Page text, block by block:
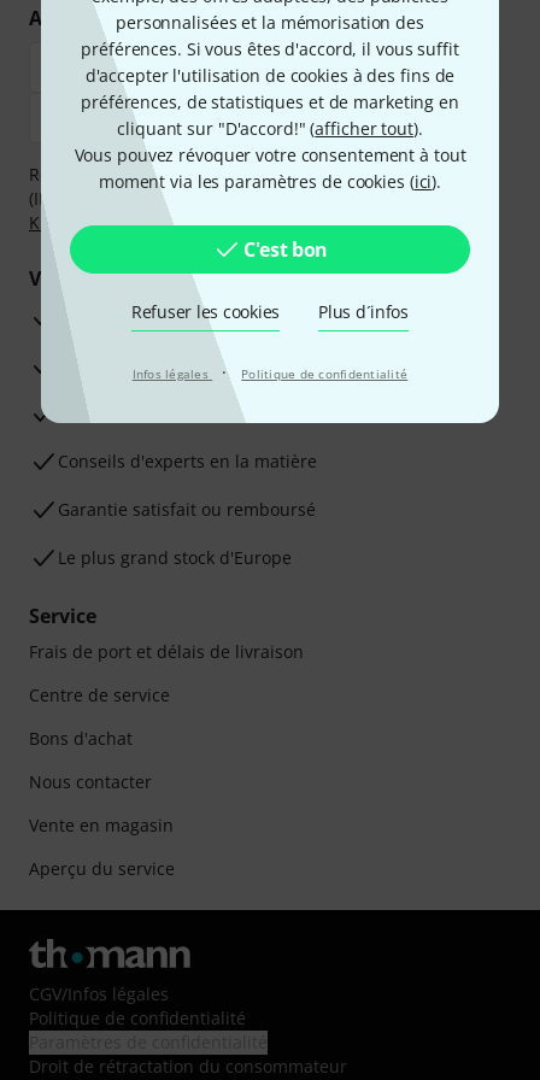
personnalisées et la mémorisation des
préférences. Si vous êtes d'accord, il vous suffit
d'accepter l'utilisation de cookies à des fins de
préférences, de statistiques et de marketing en
cliquant sur "D'accord!" (afficher tout).
Vous pouvez révoquer votre consentement à tout
moment via les paramètres de cookies (ici).
C'est bon
Refuser les cookies Plus d´infos
Infos légales · Politique de confidentialité
Achetez et payez en toute sécurité
Réglez de manière sûre et sécurisée par Virement
(IBAN/BIC), PayPal, Amazon Pay,
Klarna Payer Maintenant
Klarna Payer en 3 foisou Carte de crédit.
Vos avantages
Ga­ran­tie Thomann 3 ans
Garantie 30 jours satisfait ou remboursé
Conseils d'experts en la matière
Garantie satisfait ou remboursé
Le plus grand stock d'Europe
Service
Frais de port et délais de livraison
Centre de service
Bons d'achat
Nous contacter
Vente en magasin
Aperçu du service
CGV/Infos légales
Politique de confidentialité
Droit de rétractation du consommateur